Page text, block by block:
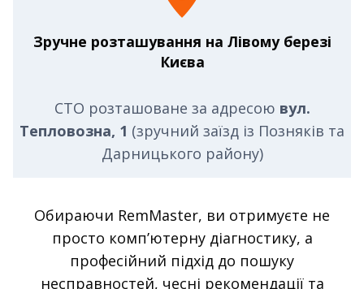
Зручне розташування на Лівому березі
Києва
СТО розташоване за адресою вул.
Тепловозна, 1 (зручний заїзд із Позняків та
Дарницького району)
Обираючи RemMaster, ви отримуєте не
просто комп’ютерну діагностику, а
професійний підхід до пошуку
несправностей, чесні рекомендації та